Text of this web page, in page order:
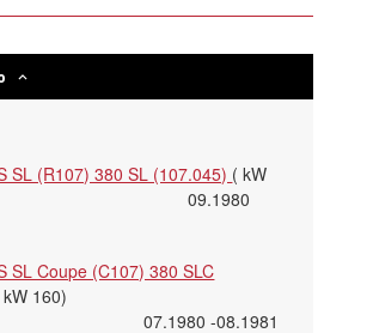
SL (R107) 380 SL (107.045) ( kW
09.1980
SL Coupe (C107) 380 SLC
kW 160)
-08.1981